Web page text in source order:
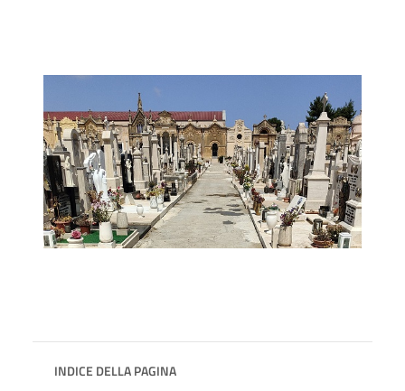
INDICE DELLA PAGINA